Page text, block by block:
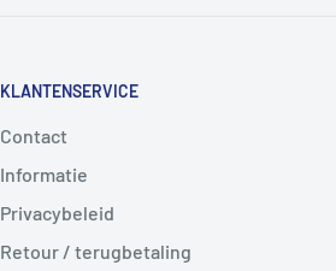
KLANTENSERVICE
Contact
Informatie
Privacybeleid
Retour / terugbetaling